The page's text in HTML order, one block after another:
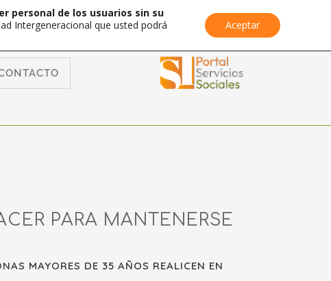
PARA MANTENERSE
MAYORES DE 35 AÑOS REALICEN EN
personal de los usuarios sin su
Intergeneracional que usted podrá
Aceptar